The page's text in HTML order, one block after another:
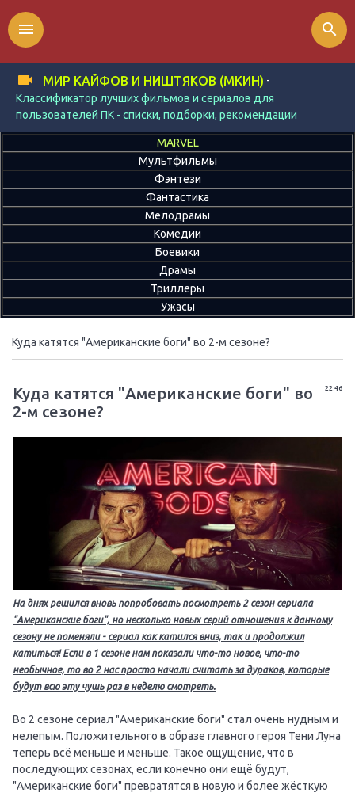
МИР КАЙФОВ И НИШТЯКОВ (МКИН) -
Классификатор лучших фильмов и сериалов для
пользователей ПК - списки, подборки, рекомендации
menu search
MARVEL
Мультфильмы
Фэнтези
Фантастика
Мелодрамы
Комедии
Боевики
Драмы
Триллеры
Ужасы
Куда катятся "Американские боги" во 2-м сезоне?
22:46
Куда катятся "Американские боги" во
2-м сезоне?
На днях решился вновь попробовать посмотреть 2 сезон сериала
"Американские боги", но несколько новых серий отношения к данному
сезону не поменяли - сериал как катился вниз, так и продолжил
катиться! Если в 1 сезоне нам показали что-то новое, что-то
необычное, то во 2 нас просто начали считать за дураков, которые
будут всю эту чушь раз в неделю смотреть.
Во 2 сезоне сериал "Американские боги" стал очень нудным и
нелепым. Положительного в образе главного героя Тени Луна
теперь всё меньше и меньше. Такое ощущение, что в
последующих сезонах, если конечно они ещё будут,
"Американские боги" превратятся в новую и более жёсткую